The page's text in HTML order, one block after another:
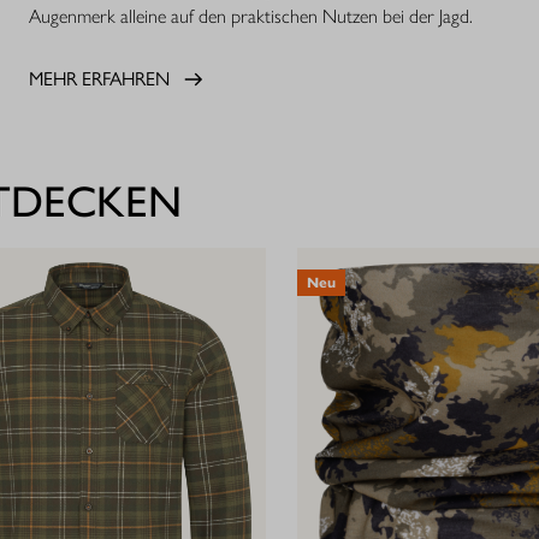
Augenmerk alleine auf den praktischen Nutzen bei der Jagd.
MEHR ERFAHREN
Neu